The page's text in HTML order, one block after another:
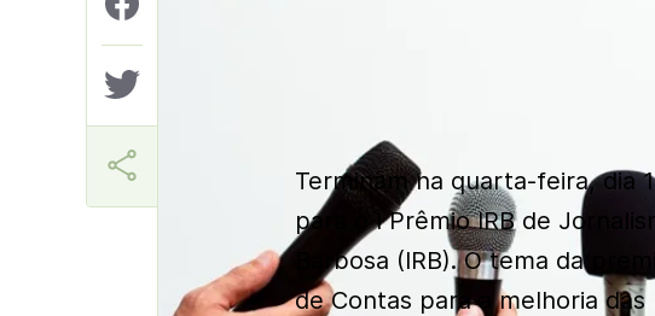
Terminam na quarta-feira, dia
para o I Prêmio IRB de
Barbosa (IRB). O tema da
de Contas para a melhoria das